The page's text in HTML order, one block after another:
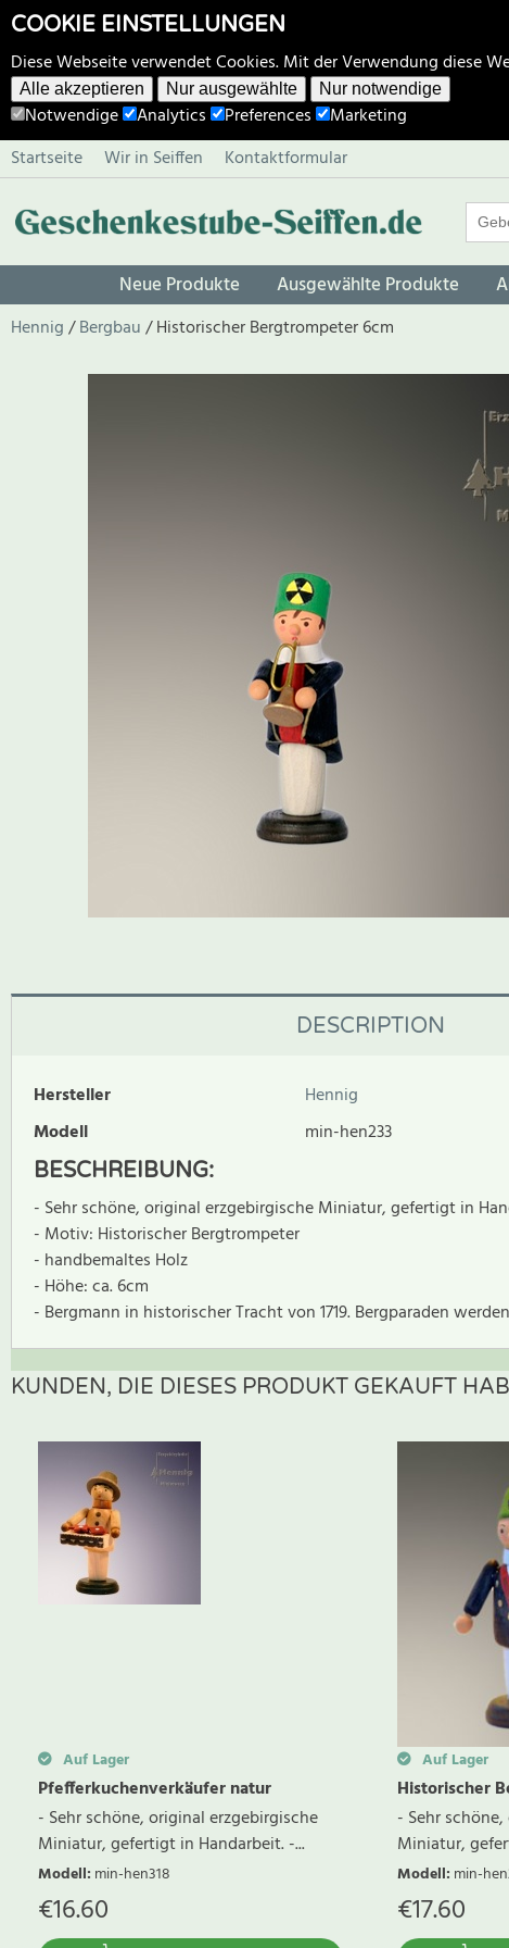
COOKIE EINSTELLUNGEN
Diese Webseite verwendet Cookies. Mit der Verwendung diese
Alle akzeptieren Nur ausgewählte Nur notwendige
Notwendige Analytics Preferences
Marketing
Startseite
Wir in Seiffen Kontaktformular
Neue Produkte Ausgewählte Produkte
Hennig Bergbau Historischer Bergtrompeter 6cm
DESCRIPTION
Hersteller
Hennig
Modell
min-hen233
BESCHREIBUNG:
- Sehr schöne, original erzgebirgische Miniatur, gefertigt in
- Motiv: Historischer Bergtrompeter
- handbemaltes Holz
- Höhe: ca. 6cm
- Bergmann in historischer Tracht von 1719. Bergparaden
Zur Zeit gibt es keine Produktrezensionen. Sei der erste, der
KUNDEN, DIE DIESES PRODUKT GEKAUFT
Auf Lager
Pfefferkuchenverkäufer natur
- Sehr schöne, original erzgebirgische
Miniatur, gefertigt in Handarbeit. -...
Modell: min-hen318
€16.60
Auf Lager
Historischer
- Sehr
Miniatur,
Modell: min-
€17.60